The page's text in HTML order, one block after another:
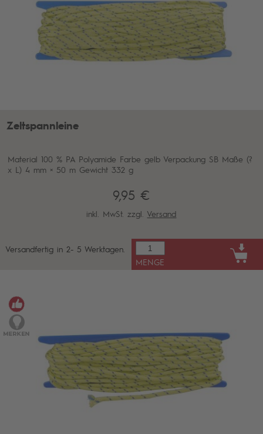
Zeltspannleine
Material 100 % PA Polyamide Farbe gelb Verpackung SB Maße (?
x L) 4 mm × 50 m Gewicht 332 g
9,95 €
inkl. MwSt. zzgl. Versand
Versandfertig in 2- 5 Werktagen.
MENGE